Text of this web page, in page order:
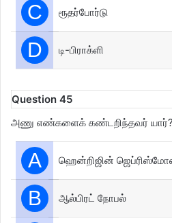
C ரூதர்போர்டு
D டி-பிராக்ளி
Question 45
அணு எண்களைக் கண்டறிந்தவர் யார்?
A ஹென்றிஜின்
B ஆல்பிரட் நோபல்